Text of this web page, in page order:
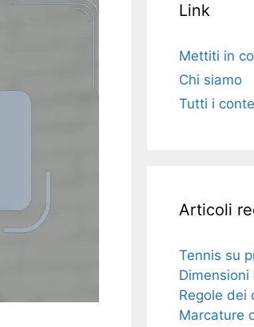
Link
Mettiti in
Chi siamo
Tutti i
Articoli
Tennis su
Regole dei
Marcature